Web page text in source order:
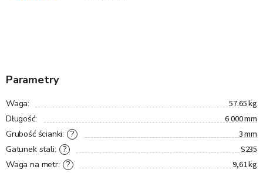
Parametry
Waga: 57.65 kg
Długość: 6 000 mm
?
Grubość ścianki: 3 mm
?
Gatunek stali: S235
?
Waga na metr: 9,61 kg